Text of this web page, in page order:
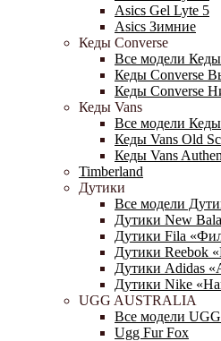
Asics Gel Lyte 5
Asics Зимние
Кеды Converse
Все модели
Кеды Converse
Кеды Converse
Кеды Vans
Все модели
Кеды Vans Old
Кеды Vans
Timberland
Дутики
Все модели
Дутики New
Дутики Fila
Дутики Reebok
Дутики Adidas
Дутики Nike
UGG AUSTRALIA
Все модели
Ugg Fur Fox